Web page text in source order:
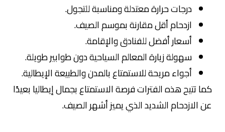
درجات حرارة معتدلة ومناسبة للتجول.
ازدحام أقل مقارنة بموسم الصيف.
أسعار أفضل للفنادق والإقامة.
سهولة زيارة المعالم السياحية دون طوابير طويلة.
أجواء مريحة للاستمتاع بالمدن والطبيعة الإيطالية.
كما تتيح هذه الفترات فرصة الاستمتاع بجمال إيطاليا بعيدًا
عن الازدحام الشديد الذي يميز أشهر الصيف.